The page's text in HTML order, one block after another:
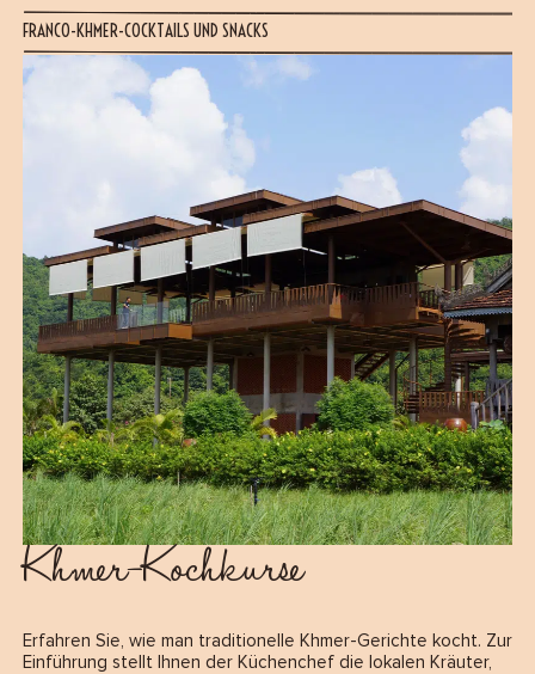
FRANCO-KHMER-COCKTAILS UND SNACKS
Khmer-Kochkurse
Erfahren Sie, wie man traditionelle Khmer-Gerichte kocht. Zur
Einführung stellt Ihnen der Küchenchef die lokalen Kräuter,